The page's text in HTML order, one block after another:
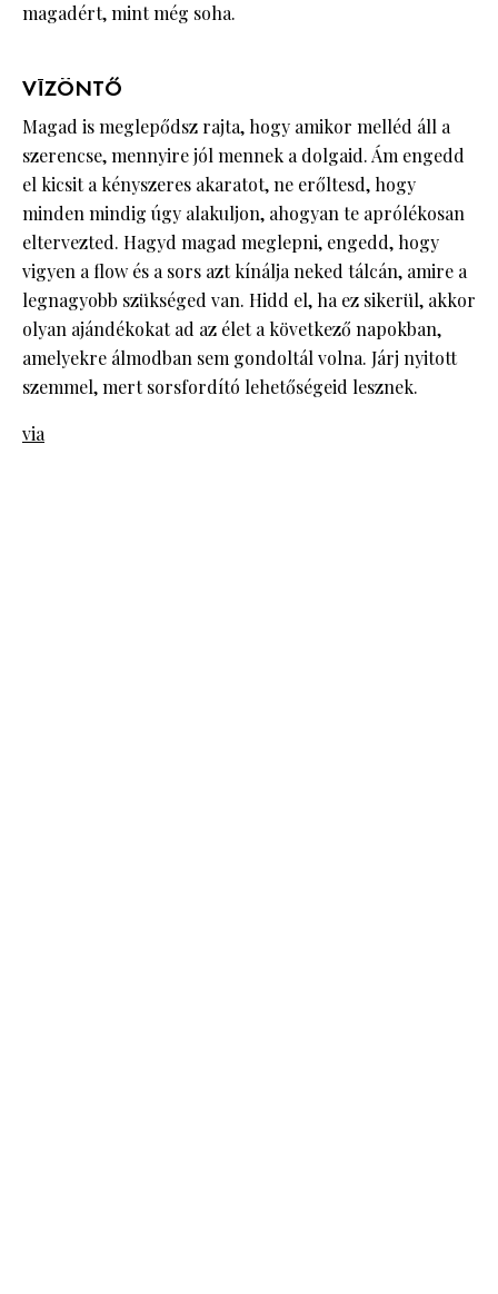
magadért, mint még soha.
VÍZÖNTŐ
Magad is meglepődsz rajta, hogy amikor melléd áll a
szerencse, mennyire jól mennek a dolgaid. Ám engedd
el kicsit a kényszeres akaratot, ne erőltesd, hogy
minden mindig úgy alakuljon, ahogyan te aprólékosan
eltervezted. Hagyd magad meglepni, engedd, hogy
vigyen a flow és a sors azt kínálja neked tálcán, amire a
legnagyobb szükséged van. Hidd el, ha ez sikerül, akkor
olyan ajándékokat ad az élet a következő napokban,
amelyekre álmodban sem gondoltál volna. Járj nyitott
szemmel, mert sorsfordító lehetőségeid lesznek.
via